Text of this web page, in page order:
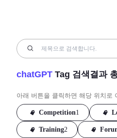
chatGPTTag 검색결과
아래 버튼을 클릭하면 해당 위치로
Competition1
Training2